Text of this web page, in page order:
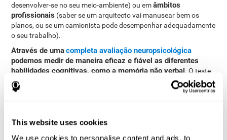
This website uses cookies
We use cookies to personalise content and ads, to
desenvolver-se no seu meio-ambiente) ou emâmbitos
profissionais (saber se um arquitecto vai manusear bem os
planos, ou se um camionista pode desempenhar adequadamente
o seu trabalho).
Através de umacompleta avaliação neuropsicológica
podemos medir de maneira eficaz e fiável as diferentes
habilidades cognitivas, como a memória não verbal. O teste
que oferece a
para avaliar a memória não verbal está
baseada nos testes clássicos NEPSY e Test of Memory
percepção visual, a denominação, a memória contextual, a